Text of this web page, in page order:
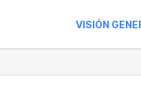
VISIÓN